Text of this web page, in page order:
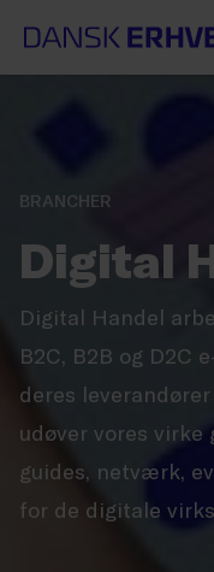
BRANCHER
Digital
Digital Handel
B2C, B2B og D2C
deres
udøver vores virke
guides, netværk,
for de digitale